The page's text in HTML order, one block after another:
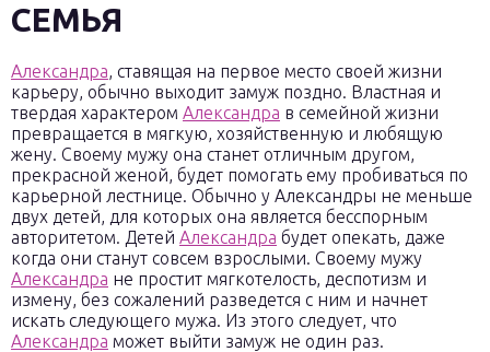
СЕМЬЯ
Александра, ставящая на первое место своей жизни
карьеру, обычно выходит замуж поздно. Властная и
твердая характером Александра в семейной жизни
превращается в мягкую, хозяйственную и любящую
жену. Своему мужу она станет отличным другом,
прекрасной женой, будет помогать ему пробиваться по
карьерной лестнице. Обычно у Александры не меньше
двух детей, для которых она является бесспорным
авторитетом. Детей Александра будет опекать, даже
когда они станут совсем взрослыми. Своему мужу
Александра не простит мягкотелость, деспотизм и
измену, без сожалений разведется с ним и начнет
искать следующего мужа. Из этого следует, что
Александра может выйти замуж не один раз.